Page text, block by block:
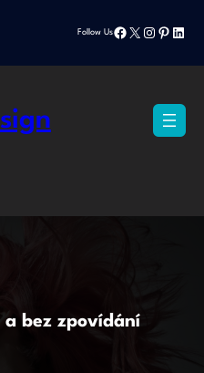
Follow UsFacebook
X Instagram
a bez zpovídání